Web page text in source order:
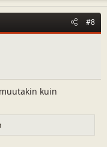
#8
kuin